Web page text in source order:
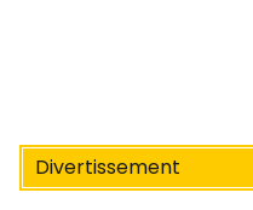
Divertissement